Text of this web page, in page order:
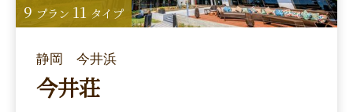
静岡 今井浜
今井荘
9 プラン 11 タイプ